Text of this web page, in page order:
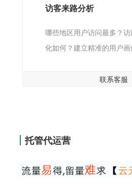
访客来路分析
哪些地区用户访问最多？
化如何？建立精准的用户
联系客服
托管代运营